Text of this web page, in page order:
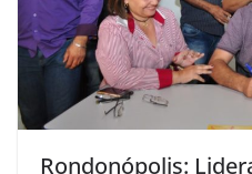
Rondonópolis: